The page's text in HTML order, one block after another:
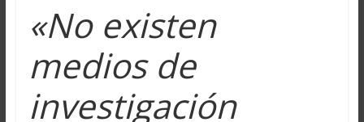
«No existen
medios de
investigación